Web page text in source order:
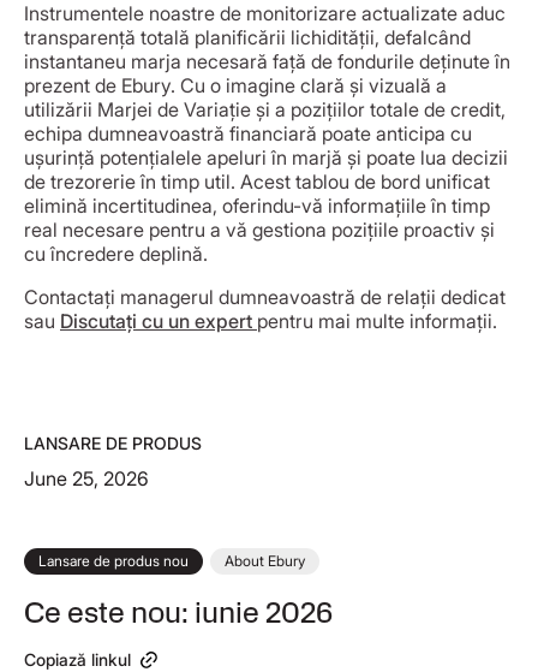
Instrumentele noastre de monitorizare actualizate aduc
transparență totală planificării lichidității, defalcând
instantaneu marja necesară față de fondurile deținute în
prezent de Ebury. Cu o imagine clară și vizuală a
utilizării Marjei de Variație și a pozițiilor totale de credit,
echipa dumneavoastră financiară poate anticipa cu
ușurință potențialele apeluri în marjă și poate lua decizii
de trezorerie în timp util. Acest tablou de bord unificat
elimină incertitudinea, oferindu-vă informațiile în timp
real necesare pentru a vă gestiona pozițiile proactiv și
cu încredere deplină.
Contactați managerul dumneavoastră de relații dedicat
sau Discutați cu un expert pentru mai multe informații.
LANSARE DE PRODUS
June 25, 2026
Lansare de produs nou About Ebury
Ce este nou: iunie 2026
Copiază linkul